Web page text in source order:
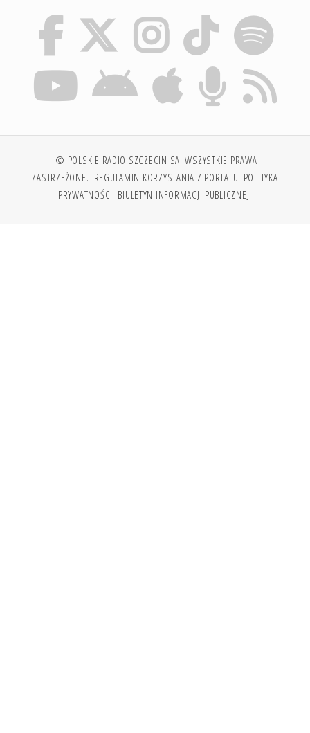
© POLSKIE RADIO SZCZECIN SA. WSZYSTKIE PRAWA
ZASTRZEŻONE. REGULAMIN KORZYSTANIA Z PORTALU POLITYKA
PRYWATNOŚCI BIULETYN INFORMACJI PUBLICZNEJ